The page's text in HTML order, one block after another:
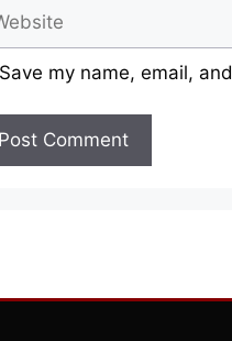
Save my name, email,